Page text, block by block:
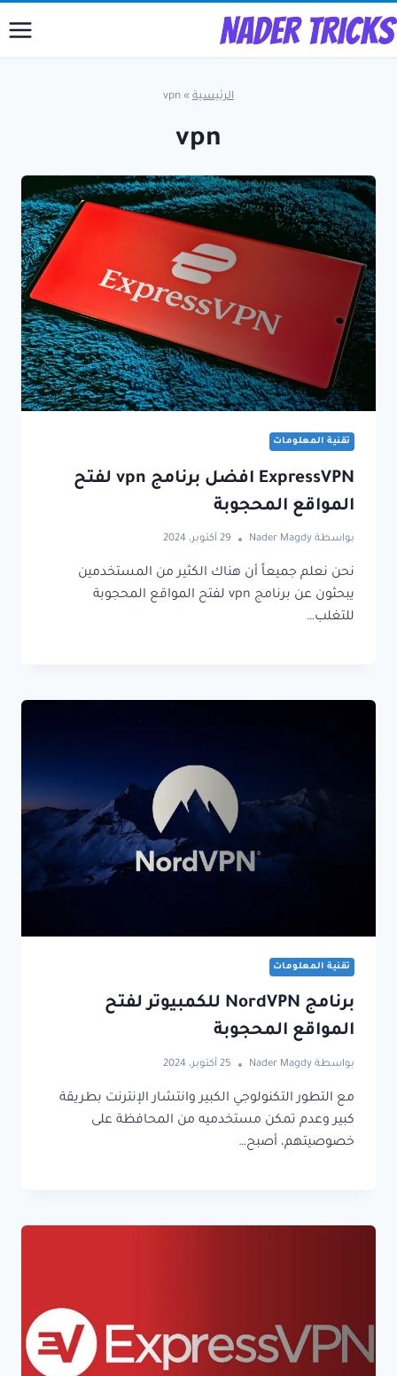
إلى
الرئيسية »
vpn
vpn
تقنية المعلومات
ExpressVPN افضل برنامج vpn لفتح
المواقع المحجوبة
بواسطة Nader Magdy 29 أكتوبر، 2024
نحن نعلم جميعاً أن هناك الكثير من المستخدمين
يبحثون عن برنامج vpn لفتح المواقع المحجوبة
للتغلب…
تقنية المعلومات
برنامج NordVPN للكمبيوتر لفتح
المواقع المحجوبة
بواسطة Nader Magdy 25 أكتوبر، 2024
مع التطور التكنولوجي الكبير وانتشار الإنترنت بطريقة
كبير وعدم تمكن مستخدميه من المحافظة على
خصوصيتهم، أصبح…